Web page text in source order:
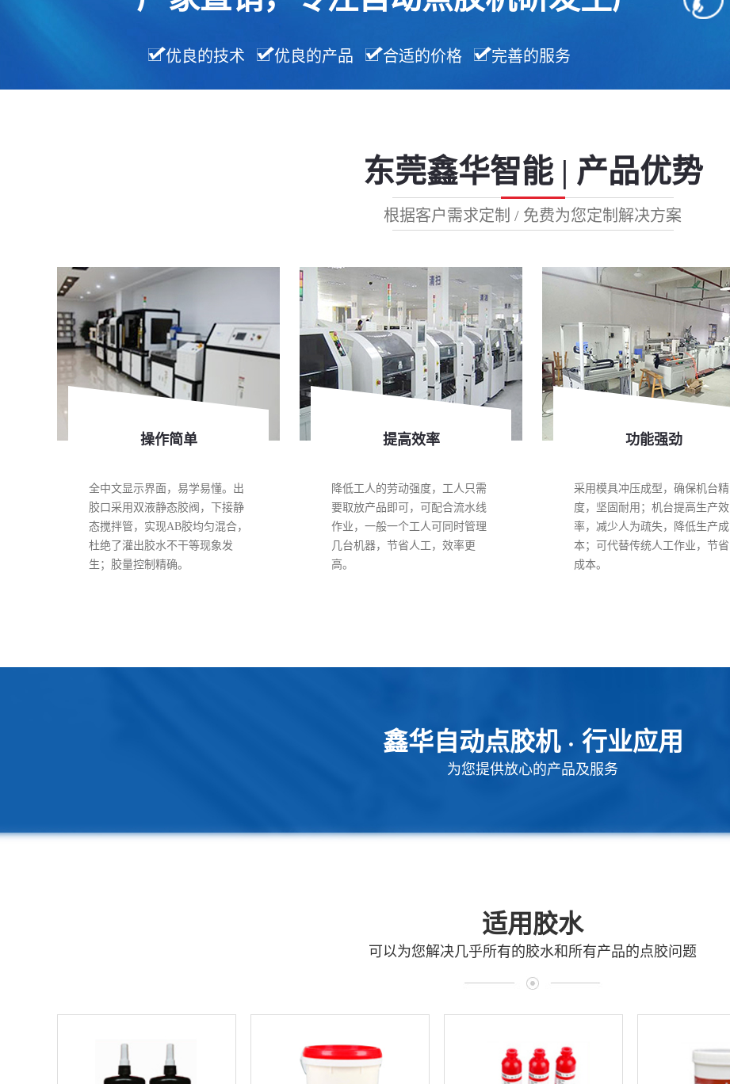
优良的技术 优良的产品 合适的价格 完善的服务
东莞鑫华智能 | 产品优势
根据客户需求定制 / 免费为您定制解决方案
操作简单
全中文显示界面，易学易懂。出
胶口采用双液静态胶阀，下接静
态搅拌管，实现AB胶均匀混合，
杜绝了灌出胶水不干等现象发
生；胶量控制精确。
提高效率
降低工人的劳动强度，工人只需
要取放产品即可，可配合流水线
作业，一般一个工人可同时管理
几台机器，节省人工，效率更
高。
功能强劲
采用模具冲压成型，确保机台精
度，坚固耐用；机台提高生产效
率，减少人为疏失，降低生产成
本；可代替传统人工作业，节省
成本。
鑫华自动点胶机 · 行业应用
为您提供放心的产品及服务
适用胶水
可以为您解决几乎所有的胶水和所有产品的点胶问题